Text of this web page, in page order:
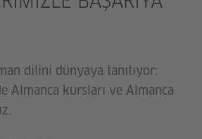
dilini dünyaya tanıtıyor:
Almanca kursları ve Almanca